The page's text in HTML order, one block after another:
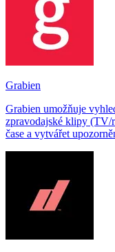
Grabien
Grabien umožňuje
zpravodajské klipy (TV/
čase a vytvářet